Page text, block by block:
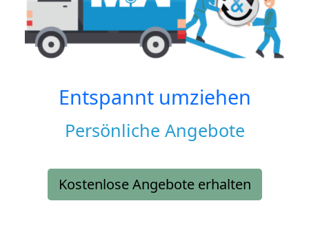
Entspannt umziehen
Persönliche Angebote
Kostenlose Angebote erhalten